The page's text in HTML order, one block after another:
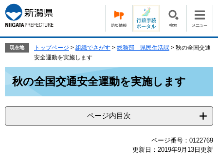
ー
ジ
の
で
す。
ニ
ュ
ー
ば
本
文
現在地 トップページ > 組織でさがす > 総務部 県民生活課 > 秋の全国交通
安全運動を実施します
秋の全国交通安全運動を実施します
ページ内目次
ページ番号：0122769
更新日：2019年9月13日更新